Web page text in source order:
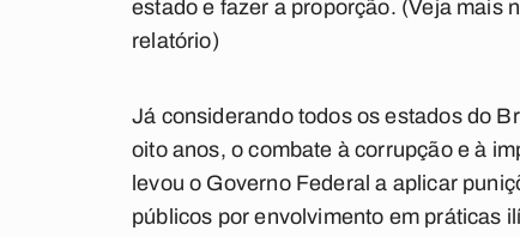
estado e fazer a proporção. (Veja mais
relatório)
Já considerando todos os estados do
oito anos, o combate à corrupção e à
levou o Governo Federal a aplicar
públicos por envolvimento em práticas